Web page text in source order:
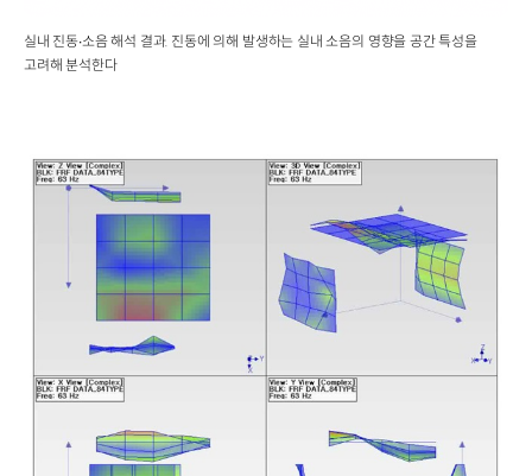
실내 진동∙소음 해석 결과. 진동에 의해 발생하는 실내 소음의 영향을 공간 특성을
고려해 분석한다